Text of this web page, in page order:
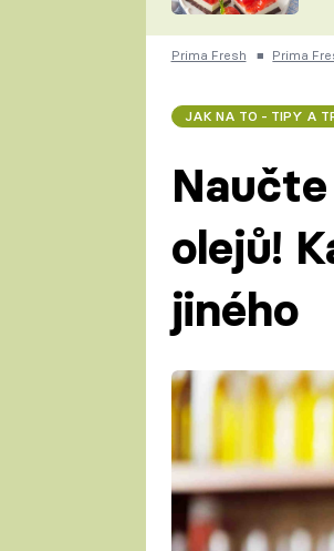
Prima Fresh ■ Prima
JAK NA TO - TIPY A
olejů!
jiného